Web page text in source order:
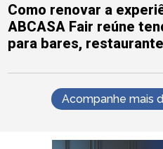
Como renovar a
ABCASA Fair reúne
para bares,
Acompanhe mais